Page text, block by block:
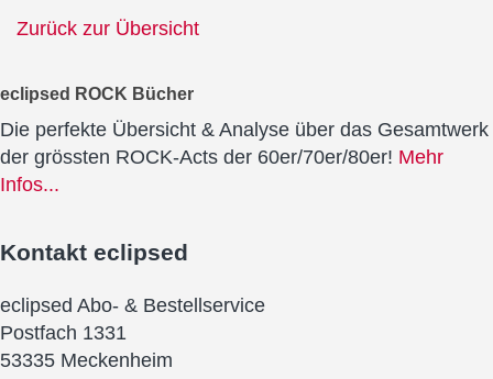
Zurück zur Übersicht
eclipsed ROCK Bücher
Die perfekte Übersicht & Analyse über das Gesamtwerk
der grössten ROCK-Acts der 60er/70er/80er! Mehr
Infos...
Kontakt eclipsed
eclipsed Abo- & Bestellservice
Postfach 1331
53335 Meckenheim